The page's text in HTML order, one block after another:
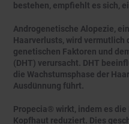
bestehen, empfiehlt es sich,
Androgenetische Alopezie,
Haarverlusts, wird vermutlich
genetischen Faktoren und
(DHT) verursacht. DHT
die Wachstumsphase der
Ausdünnung führt.
Propecia® wirkt, indem es
Kopfhaut reduziert. Dies